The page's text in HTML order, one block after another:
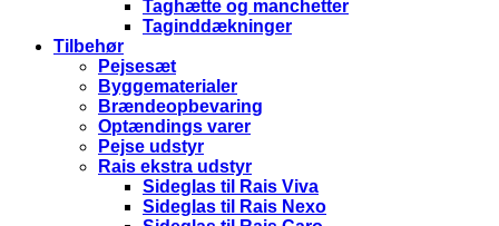
Taghætte og manchetter
Taginddækninger
Tilbehør
Pejsesæt
Byggematerialer
Brændeopbevaring
Optændings varer
Pejse udstyr
Rais ekstra udstyr
Sideglas til Rais Viva
Sideglas til Rais Nexo